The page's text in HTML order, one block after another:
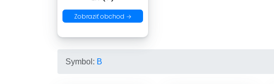
Zobraziť obchod →
Symbol: B